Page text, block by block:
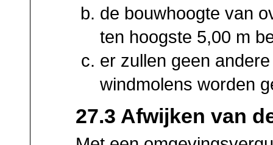
de bouwhoogte van
ten hoogste 5,00 m
er zullen geen
windmolens worden
27.3 Afwijken van